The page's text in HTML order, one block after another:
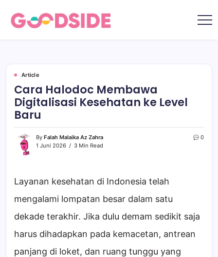
Gen
Indonesia
tentang
film,
teknologi,
musik,
gaya
hidup,
kecantikan
hingga
Article
Cara Halodoc Membawa
Digitalisasi Kesehatan ke Level
Baru
By Falah Malaika Az Zahra
1 Juni 2026
3 Min Read
0
Layanan kesehatan di Indonesia telah
mengalami lompatan besar dalam satu
dekade terakhir. Jika dulu demam sedikit saja
harus dihadapkan pada kemacetan, antrean
panjang di loket, dan ruang tunggu yang